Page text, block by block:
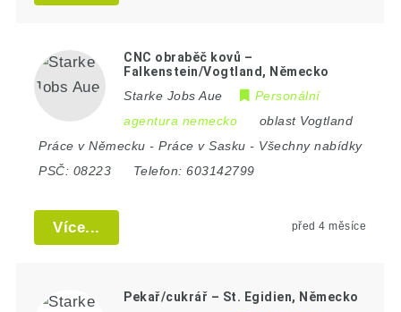
CNC obraběč kovů –
Falkenstein/Vogtland, Německo
Starke Jobs Aue
Personální
agentura nemecko
oblast Vogtland
Práce v Německu -Práce v Sasku - Všechny nabídky
PSČ: 08223 Telefon:603142799
Více... před 4 měsíce
Pekař/cukrář – St. Egidien, Německo